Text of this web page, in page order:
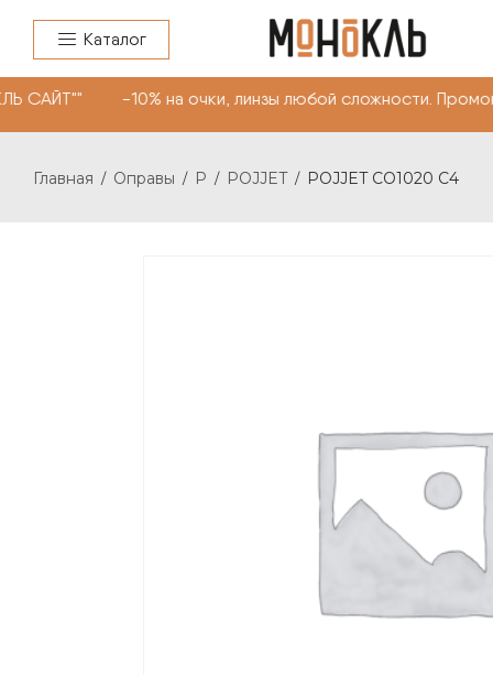
Каталог
-10% на очки, линзы любой сложности.
Главная / Оправы / P / POJJET / POJJET CO1020 C4